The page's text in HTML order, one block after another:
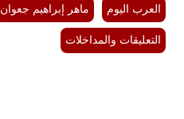
العرب اليوم ماهر إبراهيم جعوان
التعليقات والمداخلات